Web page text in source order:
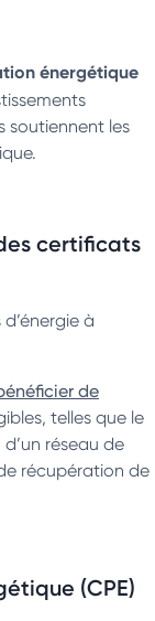
énergétique
soutiennent les
certificats
à
de
telles que le
réseau de
récupération de
(CPE)